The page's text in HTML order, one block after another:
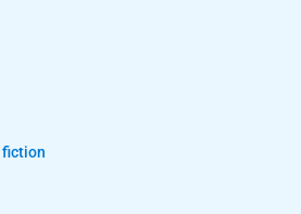
fiction